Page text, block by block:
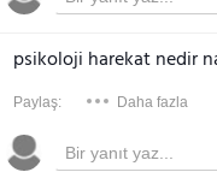
psikoloji harekat nedir
Paylaş: Daha fazla